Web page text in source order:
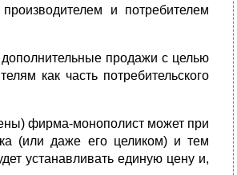
и потребителем
продажи с целью
как часть потребительского
фирма-монополист может при
(или даже его целиком) и тем
устанавливать единую цену и,